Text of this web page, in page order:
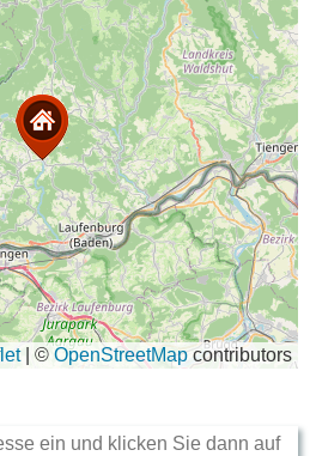
© OpenStreetMapcontributors
ein und klicken Sie dann auf